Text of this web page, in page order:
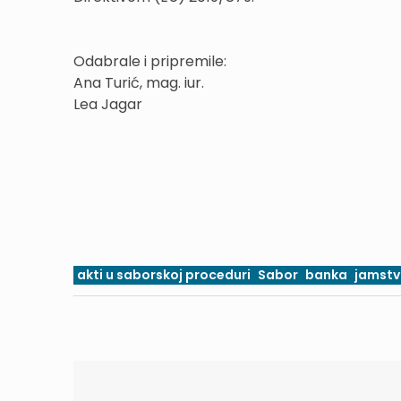
Odabrale i pripremile:
Ana Turić, mag. iur.
Lea Jagar
akti u saborskoj proceduri Sabor banka